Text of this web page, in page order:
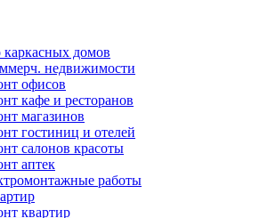
каркасных домов
недвижимости
офисов
кафе и ресторанов
магазинов
гостиниц и отелей
салонов красоты
аптек
работы
квартир